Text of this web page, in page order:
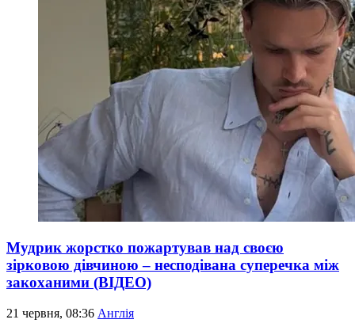
Мудрик жорстко пожартував над своєю
зірковою дівчиною – несподівана суперечка між
закоханими (ВІДЕО)
21 червня, 08:36 Англія